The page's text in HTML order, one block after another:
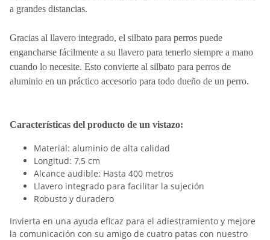
a grandes distancias.
Gracias al llavero integrado, el silbato para perros puede
engancharse fácilmente a su llavero para tenerlo siempre a mano
cuando lo necesite. Esto convierte al silbato para perros de
aluminio en un práctico accesorio para todo dueño de un perro.
Características del producto de un vistazo:
Material: aluminio de alta calidad
Longitud: 7,5 cm
Alcance audible: Hasta 400 metros
Llavero integrado para facilitar la sujeción
Robusto y duradero
Invierta en una ayuda eficaz para el adiestramiento y mejore
la comunicación con su amigo de cuatro patas con nuestro